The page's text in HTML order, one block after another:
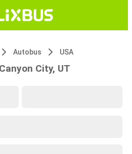
Autobus USA
City, UT